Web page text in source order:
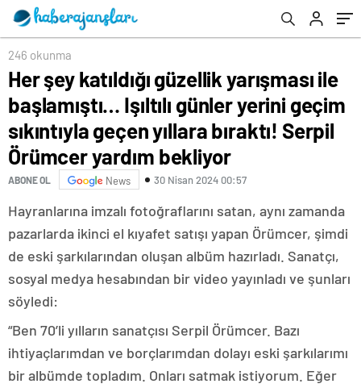
sıkıntıyla geçen yıllara bıraktı! Serpil
Örümcer yardım bekliyor
246 okunma
Her şey katıldığı güzellik yarışması ile
başlamıştı… Işıltılı günler yerini geçim
sıkıntıyla geçen yıllara bıraktı! Serpil
Örümcer yardım bekliyor
ABONE OL News 30 Nisan 2024 00:57
Hayranlarına imzalı fotoğraflarını satan, aynı zamanda
pazarlarda ikinci el kıyafet satışı yapan Örümcer, şimdi
de eski şarkılarından oluşan albüm hazırladı. Sanatçı,
sosyal medya hesabından bir video yayınladı ve şunları
söyledi:
“Ben 70’li yılların sanatçısı Serpil Örümcer. Bazı
ihtiyaçlarımdan ve borçlarımdan dolayı eski şarkılarımı
bir albümde topladım. Onları satmak istiyorum. Eğer
‘Kate’in yasak aşkı canına kıydı’… Sessizlik
uzadıkça söylentiler sertleşiyor